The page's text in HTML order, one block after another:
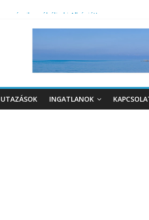
UTAZÁSOK INGATLANOK